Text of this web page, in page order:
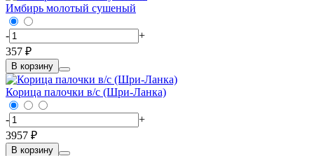
Имбирь молотый сушеный
-
+
357 ₽
В корзину
Корица палочки в/c (Шри-Ланка)
-
+
3957 ₽
В корзину